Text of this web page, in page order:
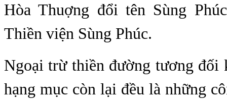
Hòa Thuợng đổi tên Sùng
Thiền viện Sùng Phúc.
Ngoại trừ thiền đường tương đối
hạng mục còn lại đều là những